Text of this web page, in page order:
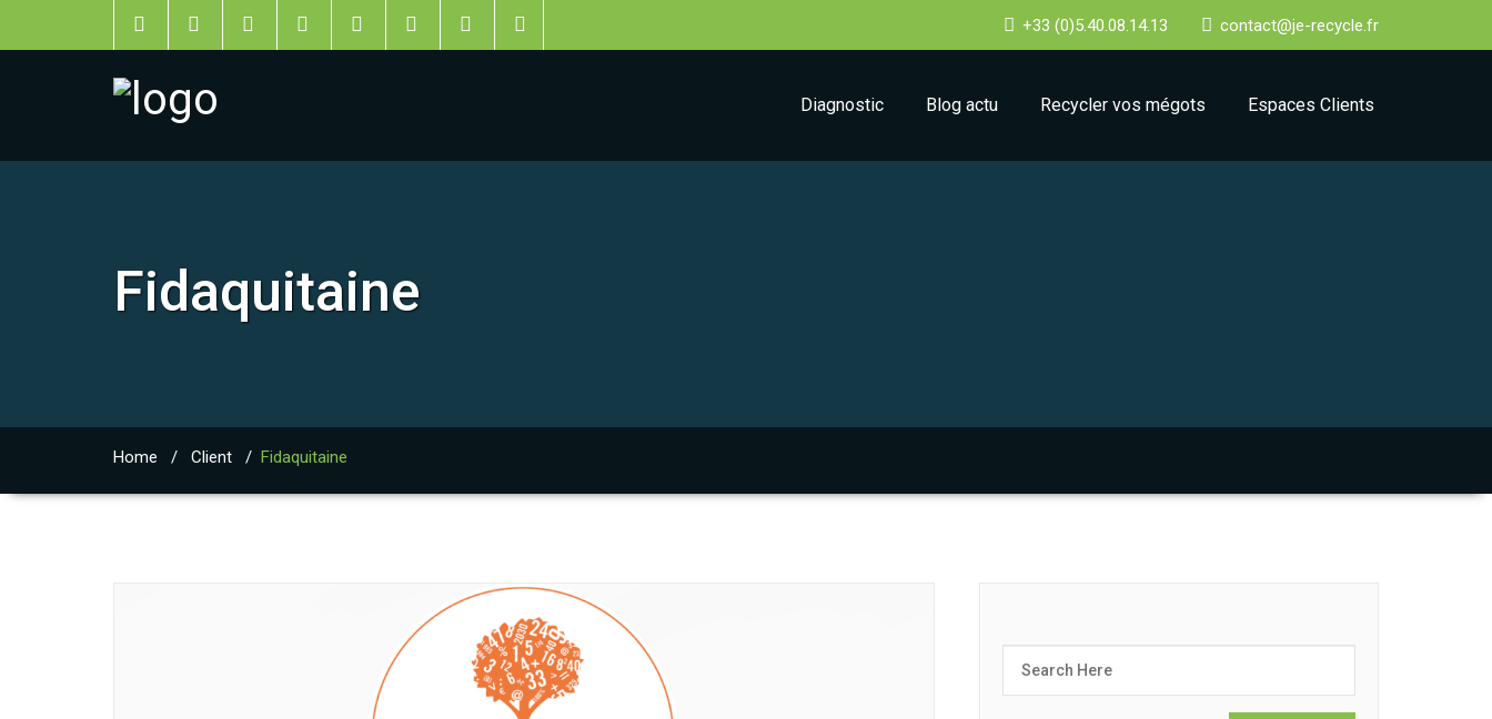
+33 (0)5.40.08.14.13 contact@je-recycle.fr
Diagnostic Blog actu Recycler vos mégots Espaces Clients
Fidaquitaine
Home / Client / Fidaquitaine